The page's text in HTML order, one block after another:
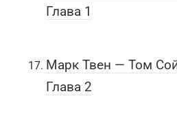
Глава 1
Марк Твен — Том
Глава 2